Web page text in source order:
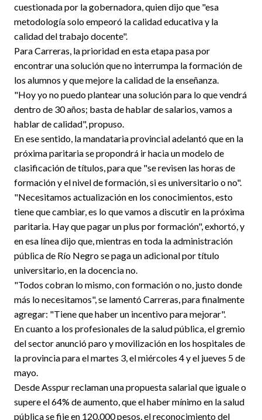
cuestionada por la gobernadora, quien dijo que "esa
metodología solo empeoró la calidad educativa y la
calidad del trabajo docente".
Para Carreras, la prioridad en esta etapa pasa por
encontrar una solución que no interrumpa la formación de
los alumnos y que mejore la calidad de la enseñanza.
"Hoy yo no puedo plantear una solución para lo que vendrá
dentro de 30 años; basta de hablar de salarios, vamos a
hablar de calidad", propuso.
En ese sentido, la mandataria provincial adelantó que en la
próxima paritaria se propondrá ir hacia un modelo de
clasificación de títulos, para que "se revisen las horas de
formación y el nivel de formación, si es universitario o no".
"Necesitamos actualización en los conocimientos, esto
tiene que cambiar, es lo que vamos a discutir en la próxima
paritaria. Hay que pagar un plus por formación", exhortó, y
en esa línea dijo que, mientras en toda la administración
pública de Río Negro se paga un adicional por título
universitario, en la docencia no.
"Todos cobran lo mismo, con formación o no, justo donde
más lo necesitamos", se lamentó Carreras, para finalmente
agregar: "Tiene que haber un incentivo para mejorar".
En cuanto a los profesionales de la salud pública, el gremio
del sector anunció paro y movilización en los hospitales de
la provincia para el martes 3, el miércoles 4 y el jueves 5 de
mayo.
Desde Asspur reclaman una propuesta salarial que iguale o
supere el 64% de aumento, que el haber mínimo en la salud
pública se fije en 120.000 pesos, el reconocimiento del